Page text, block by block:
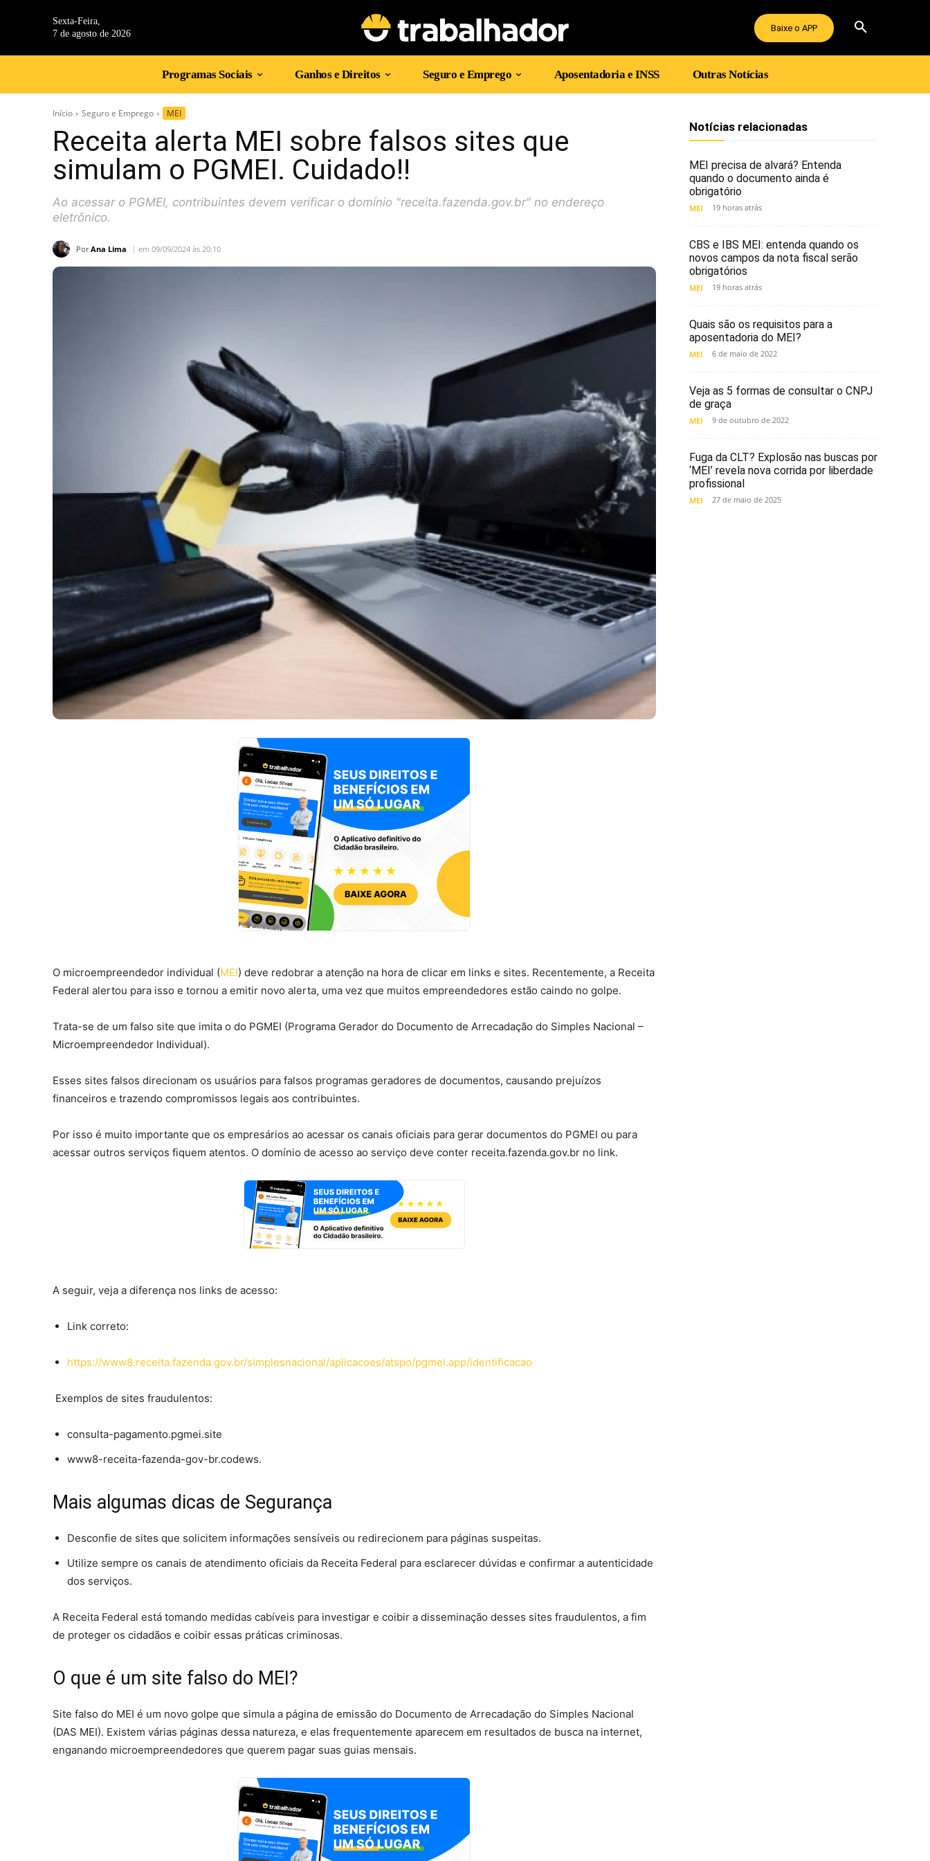
Sexta-Feira,
7 de agosto de 2026
Baixe o APP
Programas Sociais Ganhos e Direitos Seguro e Emprego Aposentadoria e INSS Outras Notícias
Início Seguro e Emprego MEI
Receita alerta MEI sobre falsos sites que
simulam o PGMEI. Cuidado!!
Ao acessar o PGMEI, contribuintes devem verificar o domínio "receita.fazenda.gov.br" no endereço
eletrônico.
Por Ana Lima em 09/09/2024 às 20:10
O microempreendedor individual (MEI) deve redobrar a atenção na hora de clicar em links e sites. Recentemente, a Receita
Federal alertou para isso e tornou a emitir novo alerta, uma vez que muitos empreendedores estão caindo no golpe.
Trata-se de um falso site que imita o do PGMEI (Programa Gerador do Documento de Arrecadação do Simples Nacional –
Microempreendedor Individual).
Esses sites falsos direcionam os usuários para falsos programas geradores de documentos, causando prejuízos
financeiros e trazendo compromissos legais aos contribuintes.
Por isso é muito importante que os empresários ao acessar os canais oficiais para gerar documentos do PGMEI ou para
acessar outros serviços fiquem atentos. O domínio de acesso ao serviço deve conter receita.fazenda.gov.br no link.
A seguir, veja a diferença nos links de acesso:
Link correto:
https://www8.receita.fazenda.gov.br/simplesnacional/aplicacoes/atspo/pgmei.app/identificacao
Exemplos de sites fraudulentos:
consulta-pagamento.pgmei.site
www8-receita-fazenda-gov-br.codews.
Mais algumas dicas de Segurança
Desconfie de sites que solicitem informações sensíveis ou redirecionem para páginas suspeitas.
Utilize sempre os canais de atendimento oficiais da Receita Federal para esclarecer dúvidas e confirmar a autenticidade
dos serviços.
A Receita Federal está tomando medidas cabíveis para investigar e coibir a disseminação desses sites fraudulentos, a fim
de proteger os cidadãos e coibir essas práticas criminosas.
O que é um site falso do MEI?
Site falso do MEI é um novo golpe que simula a página de emissão do Documento de Arrecadação do Simples Nacional
(DAS MEI). Existem várias páginas dessa natureza, e elas frequentemente aparecem em resultados de busca na internet,
enganando microempreendedores que querem pagar suas guias mensais.
Notícias relacionadas
MEI precisa de alvará? Entenda
quando o documento ainda é
obrigatório
MEI 19 horas atrás
CBS e IBS MEI: entenda quando os
novos campos da nota fiscal serão
obrigatórios
MEI 19 horas atrás
Quais são os requisitos para a
aposentadoria do MEI?
MEI 6 de maio de 2022
Veja as 5 formas de consultar o CNPJ
de graça
MEI 9 de outubro de 2022
Fuga da CLT? Explosão nas buscas por
‘MEI’ revela nova corrida por liberdade
profissional
MEI 27 de maio de 2025